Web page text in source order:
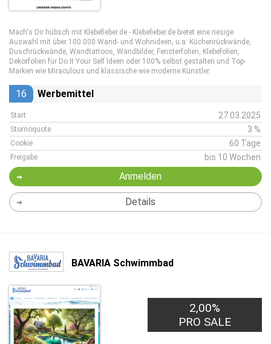
Mach's Dir hübsch mit Klebefieber.de - Klebefieber.de bietet eine riesige
Auswahl mit über 100.000 Wand- und Wohnideen, u.a. Küchenrückwände,
Duschrückwände, Wandtattoos, Wandbilder, Fensterfolien, Klebefolien,
Dekorfolien für Do It Your Self Ideen oder 100% selbst gestalten und Top-
Marken wie Miraculous und klassische wie moderne Künstler.
16 Werbemittel
Start 27.03.2025
Stornoquote 3 %
Cookie 60 Tage
Freigabe bis 10 Wochen
Anmelden
Details
BAVARIA Schwimmbad
2,00%
PRO SALE